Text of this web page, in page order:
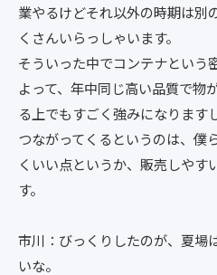
業やるけどそれ以外の時期は別
くさんいらっしゃいます。
そういった中でコンテナという
よって、年中同じ高い品質で物
る上でもすごく強みになります
つながってくるというのは、僕
くいい点というか、販売しやす
す。
市川：びっくりしたのが、夏場
いな。